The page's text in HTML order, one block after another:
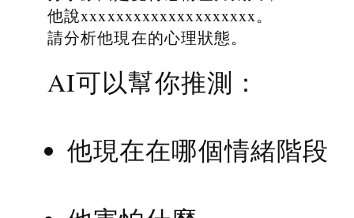
他說xxxxxxxxxxxxxxxxxxxx。
請分析他現在的心理狀態。
AI可以幫你推測：
他現在在哪個情緒階段